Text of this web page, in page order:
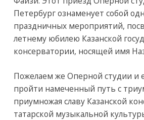
Петербург ознаменует собой
праздничных мероприятий,
летнему юбилею Казанской
консерватории, носящей имя
Пожелаем же Оперной студии и
пройти намеченный путь с
приумножая славу Казанской
татарской музыкальной